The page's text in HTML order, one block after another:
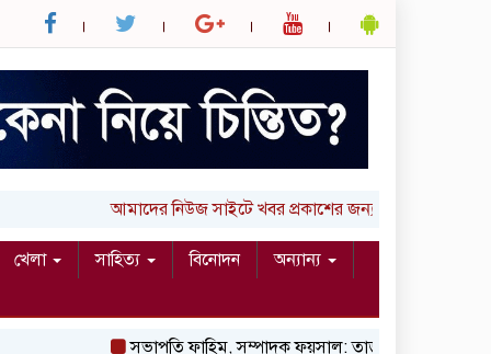
আমাদের নিউজ সাইটে খবর প্রকাশের জন্য আপনার লিখা (তথ্য,
খেলা সাহিত্য বিনোদন
অন্যান্য
সভাপতি ফাহিম, সম্পাদক ফয়সাল: তাড়াইলে ছাত্র অধিকার